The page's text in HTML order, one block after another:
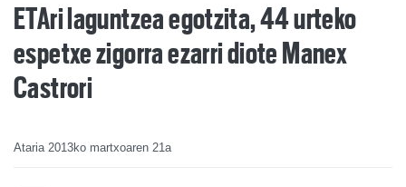
ETAri laguntzea egotzita, 44 urteko
espetxe zigorra ezarri diote Manex
Castrori
Ataria 2013ko martxoaren 21a